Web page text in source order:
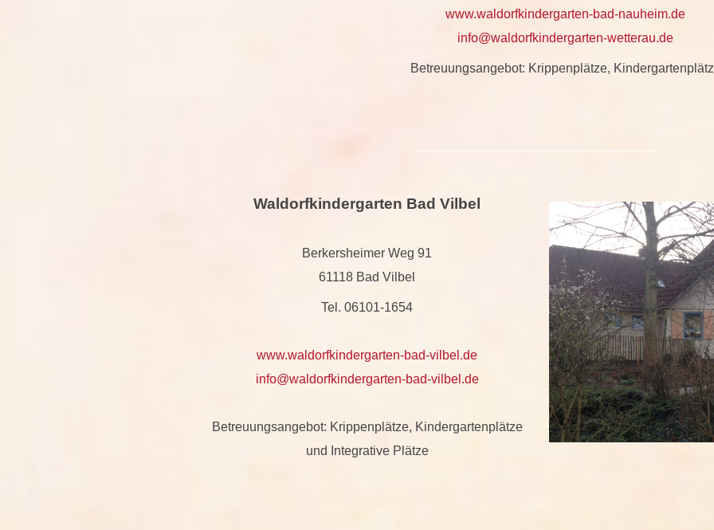
www.waldorfkindergarten-bad-nauheim.de
info@waldorfkindergarten-wetterau.de
Betreuungsangebot: Krippenplätze,
Waldorfkindergarten Bad Vilbel
Berkersheimer Weg 91
61118 Bad Vilbel
Tel. 06101-1654
www.waldorfkindergarten-bad-vilbel.de
info@waldorfkindergarten-bad-vilbel.de
Betreuungsangebot: Krippenplätze, Kindergartenplätze
und Integrative Plätze